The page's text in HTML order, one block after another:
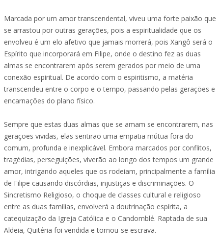
Marcada por um amor transcendental, viveu uma forte paixão que
se arrastou por outras gerações, pois a espiritualidade que os
envolveu é um elo afetivo que jamais morrerá, pois Xangô será o
Espírito que incorporará em Filipe, onde o destino fez as duas
almas se encontrarem após serem gerados por meio de uma
conexão espiritual. De acordo com o espiritismo, a matéria
transcendeu entre o corpo e o tempo, passando pelas gerações e
encarnações do plano físico.
Sempre que estas duas almas que se amam se encontrarem, nas
gerações vividas, elas sentirão uma empatia mútua fora do
comum, profunda e inexplicável. Embora marcados por conflitos,
tragédias, perseguições, viverão ao longo dos tempos um grande
amor, intrigando aqueles que os rodeiam, principalmente a família
de Filipe causando discórdias, injustiças e discriminações. O
Sincretismo Religioso, o choque de classes cultural e religioso
entre as duas famílias, envolverá a doutrinação espírita, a
catequização da Igreja Católica e o Candomblé. Raptada de sua
Aldeia, Quitéria foi vendida e tornou-se escrava.